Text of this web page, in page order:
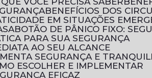
BENEFÍCIOS DOS
EM SITUAÇÕES
BOTÃO DE PÂNICO FIXO:
PARA SUA SEGURANÇA
AO SEU ALCANCE
SEGURANÇA E
ESCOLHER E IMPLEMENTAR
EFICAZ